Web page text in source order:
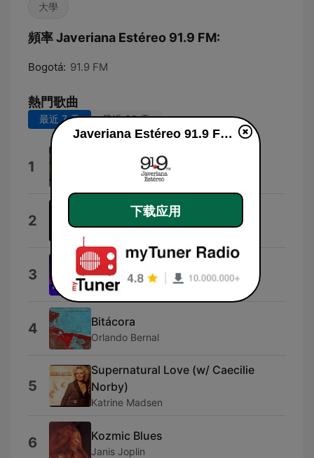
大學
頻率 Javeriana Estéreo 91.9 FM:
Bogotá: 91.9 FM
熱門歌曲
最近 7 天 最近 30 天
1 Bogotá Romántica
Tuna Javeriana
2 Enemigo Para El Amor
Francisco Javier
3 Himno Nacional Argentino
Diego Rafael Torres
4 Bitácora
Orlando Bernal
5
Supernatural Love (w/ Caecilie
Norby)
Katrine Madsen
6 Kozmic Blues
Janis Joplin
Javeriana Estéreo 91.9 FM live
下载应用